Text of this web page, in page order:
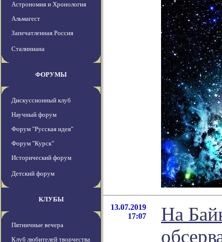
Астрономия и Хронология
Альмагест
Запечатленная Россия
Сталиниана
ФОРУМЫ
Дискуссионный клуб
Научный форум
Форум "Русская идея"
Форум "Курск"
Исторический форум
Детский форум
КЛУБЫ
Пятничные вечера
Клуб любителей творчества
13.07.2019
17:07
На